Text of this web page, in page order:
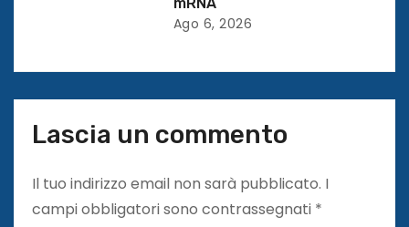
Ago 6, 2026
Lascia un commento
Il tuo indirizzo email non sarà pubblicato. I
campi obbligatori sono contrassegnati *